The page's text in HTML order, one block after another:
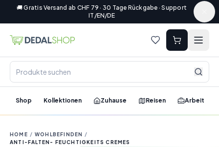
🚚 Gratis Versand ab CHF 79 · 30 Tage Rückgabe · Support
IT/EN/DE
Shop Kollektionen Zuhause Reisen Arbeit
HOME / WOHLBEFINDEN /
ANTI-FALTEN- FEUCHTIGKEITS CREMES